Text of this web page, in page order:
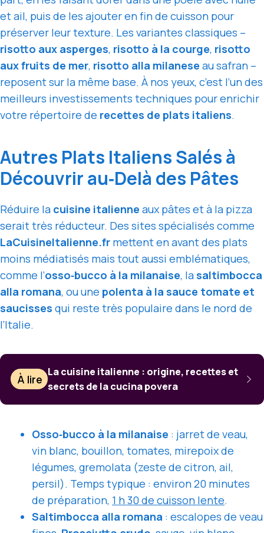
et ail, puis de les ajouter en fin de cuisson pour
préserver leur texture. Les variantes classiques –
risotto aux asperges, risotto à la courge, risotto
aux fruits de mer, risotto alla milanese au safran –
reposent sur la même base. À nos yeux, c’est l’un des
meilleurs investissements techniques pour enrichir
votre répertoire de recettes de plats italiens.
Autres Plats Italiens Salés à
Découvrir au‑Delà des Pâtes
Réduire la cuisine italienne aux pâtes et à la pizza
serait très réducteur. Des sites spécialisés comme
LaCuisineItalienne.fr mettent en avant des plats
moins médiatisés mais tout aussi emblématiques,
comme l’osso‑bucco à la milanaise, la saltimbocca
alla romana, ou une polenta à la sauce tomate et
saucisses qui reste très populaire dans le nord de
l’Italie.
À lire
La cuisine italienne : origine, recettes et
secrets de la cucina povera
Osso‑bucco à la milanaise : jarret de veau,
vin blanc, bouillon, tomates, mirepoix de
légumes, gremolata (zeste de citron, ail,
persil). Temps typique : environ 20 minutes
de préparation, 1 h 30 de cuisson lente.
Saltimbocca alla romana : escalopes de veau